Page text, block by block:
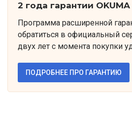
2 года гарантии OKUMA
Программа расширенной
обратиться в официальный
двух лет с момента покупки
ПОДРОБНЕЕ ПРО ГАРАНТИЮ